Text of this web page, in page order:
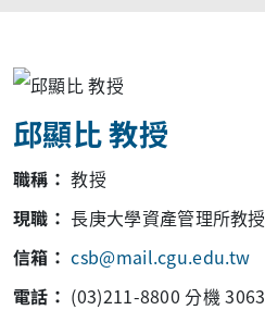
邱顯比 教授
職稱： 教授
現職： 長庚大學資產管理所教授
信箱： csb@mail.cgu.edu.tw
電話： (03)211-8800 分機 3063